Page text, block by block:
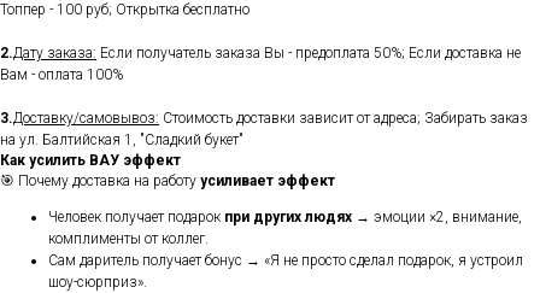
Топпер - 100 руб; Открытка бесплатно
2.Дату заказа: Если получатель заказа Вы - предоплата 50%; Если доставка не
Вам - оплата 100%
3.Доставку/самовывоз: Стоимость доставки зависит от адреса; Забирать заказ
на ул. Балтийская 1, "Сладкий букет"
Как усилить ВАУ эффект
🎯 Почему доставка на работу усиливает эффект
Человек получает подарок при других людях → эмоции ×2, внимание,
комплименты от коллег.
Сам даритель получает бонус → «Я не просто сделал подарок, я устроил
шоу-сюрприз».